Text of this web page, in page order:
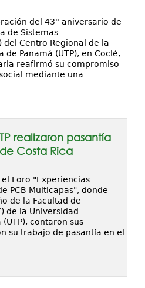
del 43° aniversario de
de Sistemas
del Centro Regional de la
de Panamá (UTP), en Coclé,
reafirmó su compromiso
mediante una
realizaron pasantía
Costa Rica
Foro "Experiencias
PCB Multicapas", donde
de la Facultad de
de la Universidad
contaron sus
su trabajo de pasantía en el